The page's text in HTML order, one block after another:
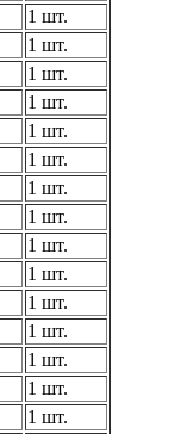
1 шт.
1 шт.
1 шт.
1 шт.
1 шт.
1 шт.
1 шт.
1 шт.
1 шт.
1 шт.
1 шт.
1 шт.
1 шт.
1 шт.
1 шт.